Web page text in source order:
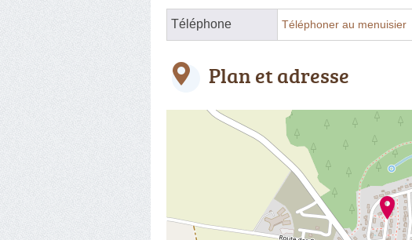
Téléphone Téléphoner au menuisier
Plan et adresse